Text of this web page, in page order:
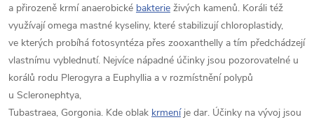
a přirozeně krmí anaerobické bakterie živých kamenů. Koráli též
využívají omega mastné kyseliny, které stabilizují chloroplastidy,
ve kterých probíhá fotosyntéza přes zooxanthelly a tím předchádzejí
vlastnímu vyblednutí. Nejvíce nápadné účinky jsou pozorovatelné u
korálů rodu Plerogyra a Euphyllia a v rozmístnění polypů
u Scleronephtya,
Tubastraea, Gorgonia. Kde oblak krmeníje dar. Účinky na vývoj jsou